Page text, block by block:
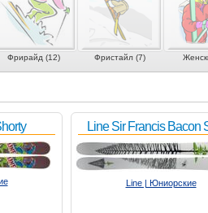
Фрирайд (12) Фристайл (7)
Line Sir Francis Bacon
Line | Юниорские